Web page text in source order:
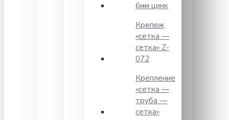
6мм цинк
Крепеж
«сетка —
сетка» Z-
072
Крепление
«сетка —
труба —
сетка»